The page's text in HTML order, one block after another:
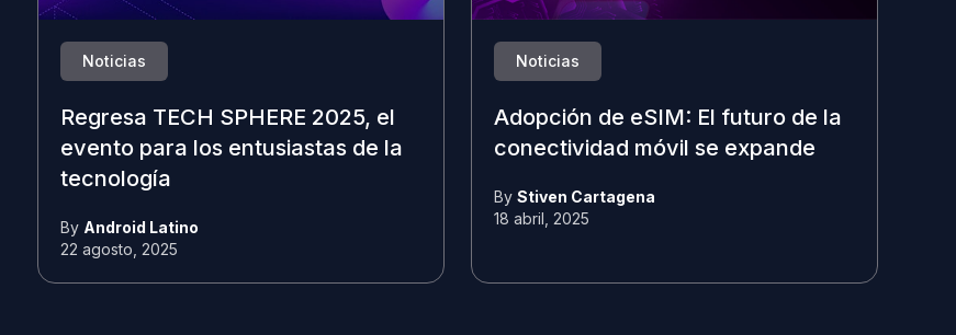
Noticias
Regresa TECH SPHERE 2025, el
evento para los entusiastas de la
tecnología
By Android Latino
22 agosto, 2025
Noticias
Adopción de eSIM: El futuro de la
conectividad móvil se expande
By Stiven Cartagena
18 abril, 2025